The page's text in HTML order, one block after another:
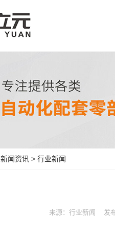
新闻资讯 > 行业新闻
来源：行业新闻 发